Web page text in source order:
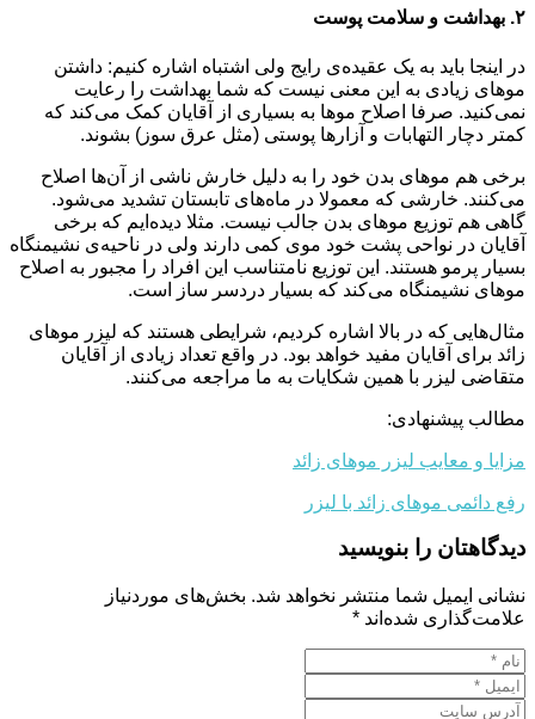
۲. بهداشت و سلامت پوست
در اینجا باید به یک عقیده‌ی رایج ولی اشتباه اشاره کنیم: داشتن
موهای زیادی به این معنی نیست که شما بهداشت را رعایت
نمی‌کنید. صرفا اصلاح موها به بسیاری از آقایان کمک می‌کند که
کمتر دچار التهابات و آزارها پوستی (مثل عرق سوز) بشوند.
برخی هم موهای بدن خود را به دلیل خارش ناشی از آن‌ها اصلاح
می‌کنند. خارشی که معمولا در ماه‌های تابستان تشدید می‌شود.
گاهی هم توزیع موهای بدن جالب نیست. مثلا دیده‌ایم که برخی
آقایان در نواحی پشت خود موی کمی دارند ولی در ناحیه‌ی نشیمنگاه
بسیار پرمو هستند. این توزیع نامتناسب این افراد را مجبور به اصلاح
موهای نشیمنگاه می‌کند که بسیار دردسر ساز است.
مثال‌هایی که در بالا اشاره کردیم، شرایطی هستند که لیزر موهای
زائد برای آقایان مفید خواهد بود. در واقع تعداد زیادی از آقایان
متقاضی لیزر با همین شکایات به ما مراجعه می‌کنند.
مطالب پیشنهادی:
مزایا و معایب لیزر موهای زائد
رفع دائمی موهای زائد با لیزر
دیدگاهتان را بنویسید
نشانی ایمیل شما منتشر نخواهد شد. بخش‌های موردنیاز
علامت‌گذاری شده‌اند *